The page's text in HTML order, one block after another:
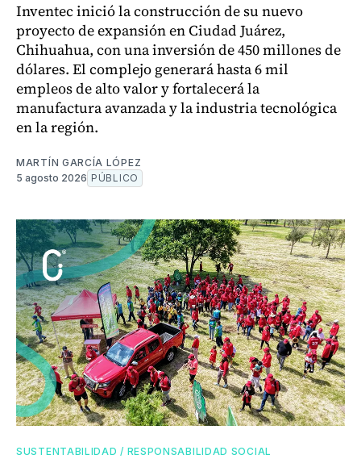
Inventec inició la construcción de su nuevo
proyecto de expansión en Ciudad Juárez,
Chihuahua, con una inversión de 450 millones de
dólares. El complejo generará hasta 6 mil
empleos de alto valor y fortalecerá la
manufactura avanzada y la industria tecnológica
en la región.
MARTÍN GARCÍA LÓPEZ
5 agosto 2026 PÚBLICO
SUSTENTABILIDAD / RESPONSABILIDAD SOCIAL